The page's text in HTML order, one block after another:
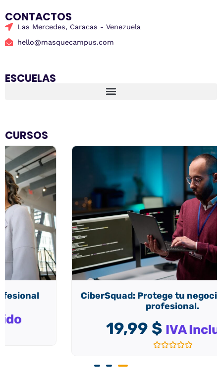
CONTACTOS
Las Mercedes, Caracas - Venezuela
hello@masquecampus.com
ESCUELAS
CURSOS
CiberSquad: Protege tu negocio de forma
IVA Incluido
0